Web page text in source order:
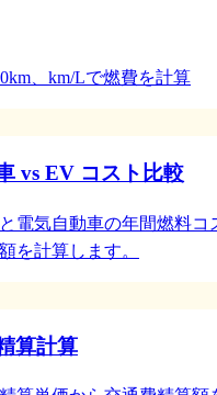
、km/Lで燃費を計算
vs EV コスト比較
電気自動車の年間燃料コ
を計算します。
算計算